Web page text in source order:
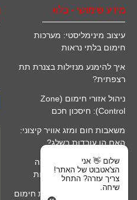
מידע שימושי - בלוג
עיצוב מינימליסטי: מערכות
חימום בלתי נראות
איך להימנע מנזילות בצנרת תת
רצפתית?
ניהול אזורי חימום (Zone
Control): חיסכון חכם
משאבות חום ומזג אוויר קיצוני:
האם הן עובדות בשלג?
חימום מים סולארי לבריכה
(קולטים): יתרונות ומגבלות
שאלות נפוצות על התקנת חימום
שלום 👋 אני
הצ'אטבוט של האתר!
צריך עזרה? התחל
שיחה.